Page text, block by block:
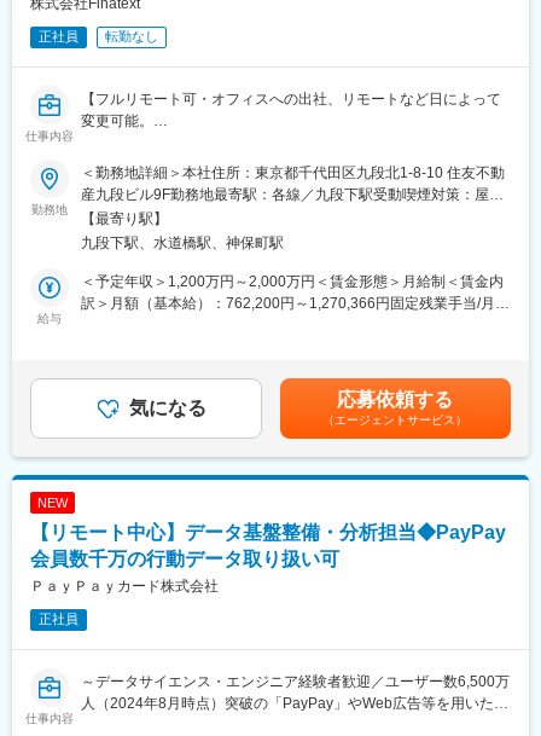
テナ開発ツール(DockerDesktop…etc)
年休120日×土日祝休みと非常に働きやすい環境です。
またフルリモート可能で、全国どこからでも就業可能ですので、
■当社について
FOLIOは2015年創業のオンライン証券会社です。資産運用一任サ
ービス「ROBOPRO」等を提供するProduct事業（toC）、資産運
用サービスの仕組みを企業に提供するPlatform事業（toB）の二つ
の事業を柱にして、新しい証券の世界を切り開いています。
「ROBO PRO」が2023年4月に金融庁より公表されたロボアドバ
連結子会社化し、これによりAI投資サービスの拡充・精度向上が
可能となり、更なる成長が見込まれております。
正社員 転勤なし
仕事内容
【フルリモート可・オフィスへの出社、リモートなど日によって
変更可能。
できます！／完全週休二日制】
金融業界の常識を覆すDXプラットフォーマーとして、あなたの専
門性を一段高いステージへ引き上げます。大手金融機関と連携
し、AIを活用したPM業務の再設計にも挑戦。大規模かつ社会貢献
度の高い環境で、事業価値を創出する真のプロフェッショナルを
目指しませんか。
■ 案件・商材の説明
連携する大規模な案件が中心です。BtoBのみならず、エンドユー
ザーに届くサービスとして社会インフラを支えるやりがいがあり
ます。
・50～100人月規模のプロジェクト統括マネジメント
・顧客とのサービス企画、要件定義および価値設計
・パートナー企業とのリレーション構築
・エンジニアやディレクターとの連携およびマネジメント
プロジェクトの初期段階から参画し、顧客と成功定義を共有しま
す。具体的には週次の定例会議での合意形成や、内製チームとの
勤務地
＜勤務地詳細＞本社住所：東京都千代田区九段北1-8-10 住友不動
産九段ビル9F勤務地最寄駅：各線／九段下駅受動喫煙対策：屋内
全面禁煙変更の範囲：会社の定める事業所（リモートワーク含
む）
【最寄り駅】
九段下駅、水道橋駅、神保町駅
給与
＜予定年収＞1,200万円～2,000万円＜賃金形態＞月給制＜賃金内
訳＞月額（基本給）：762,200円～1,270,366円固定残業手当/月：
＞※当社給与規定により、経験・スキル等を考慮した上で決定いた
します。賃金はあくまでも目安の金額であり、選考を通じて上下
する可能性があります。月給(月額)は固定手当を含めた表記です。
気になる 応募依頼する
（エージェントサービス）
NEW
【リモート中心】データ基盤整備・分析担当◆PayPay
会員数千万の行動データ取り扱い可
ＰａｙＰａｙカード株式会社
正社員
仕事内容
～データサイエンス・エンジニア経験者歓迎／ユーザー数6,500万
人（2024年8月時点）突破の「PayPay」やWeb広告等を用いた分